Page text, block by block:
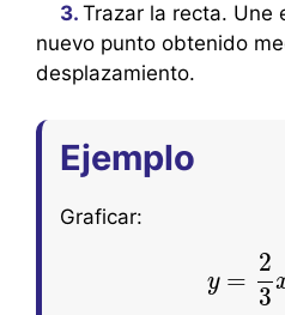
3. Trazar la recta. Une
nuevo punto obtenido
desplazamiento.
Ejemplo
Graficar:
y =
2
3
y= 23